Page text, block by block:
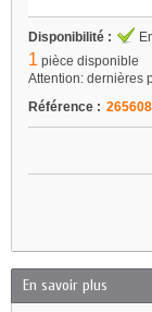
Disponibilité :
1 pièce disponible
Attention: dernières
Référence :
En savoir plus